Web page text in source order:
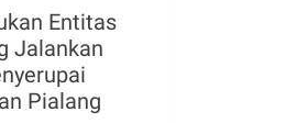
Entitas
Jalankan
Pialang